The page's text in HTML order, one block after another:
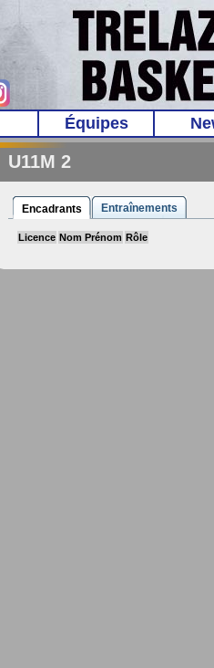
Équipes
U11M 2
Encadrants Entraînements
Licence Nom Prénom Rôle